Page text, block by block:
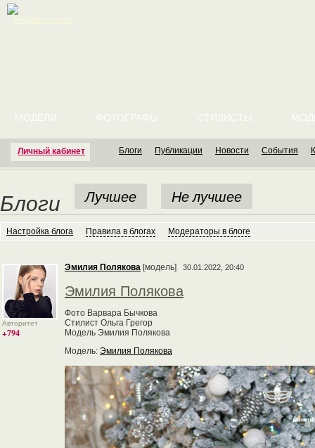
Личный кабинет
МОДЕЛИ ФОТОГРАФЫ СТИЛИСТЫ
Блоги Публикации Новости События
Блоги Лучшее Не лучшее
Настройка блога Правила в блогах Модераторы в блоге
Авторитет
+794
Эмилия Полякова [модель] 30.01.2022, 20:40
Эмилия Полякова
Фото Варвара Бычкова
Стилист Ольга Грегор
Модель Эмилия Полякова
Модель: Эмилия Полякова